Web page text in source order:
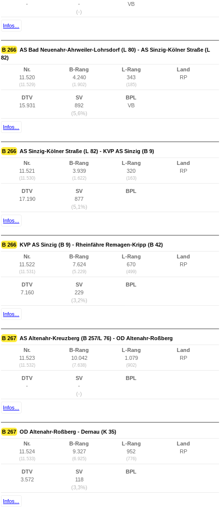
-
-
(-)
VB
Infos...
B 266 AS Bad Neuenahr-Ahrweiler-Lohrsdorf (L 80) - AS Sinzig-Kölner Straße (L
82)
Nr.
11.520
(11.529)
B-Rang
4.240
(1.902)
L-Rang
343
(185)
Land
RP
DTV
15.931
SV
892
(5,6%)
BPL
VB
Infos...
B 266 AS Sinzig-Kölner Straße (L 82) - KVP AS Sinzig (B 9)
Nr.
11.521
(11.530)
B-Rang
3.939
(1.622)
L-Rang
320
(163)
Land
RP
DTV
17.190
SV
877
(5,1%)
BPL
Infos...
B 266 KVP AS Sinzig (B 9) - Rheinfähre Remagen-Kripp (B 42)
Nr.
11.522
(11.531)
B-Rang
7.624
(5.229)
L-Rang
670
(499)
Land
RP
DTV
7.160
SV
229
(3,2%)
BPL
Infos...
B 267 AS Altenahr-Kreuzberg (B 257/L 76) - OD Altenahr-Roßberg
Nr.
11.523
(11.532)
B-Rang
10.042
(7.638)
L-Rang
1.079
(902)
Land
RP
DTV
-
SV
-
(-)
BPL
Infos...
B 267 OD Altenahr-Roßberg - Dernau (K 35)
Nr.
11.524
(11.533)
B-Rang
9.327
(6.925)
L-Rang
952
(776)
Land
RP
DTV
3.572
SV
118
(3,3%)
BPL
Infos...